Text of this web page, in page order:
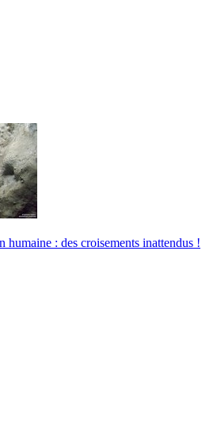
humaine : des croisements inattendus !